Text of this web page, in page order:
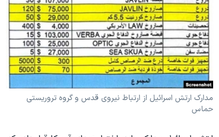
فرهنگ و زندگی
حقوق شهروندی
اقتصادی
علم و فناوری
اسرائیل در جنگ
گالری عکس
آرشیو پخش زنده
مستندها
انتخابات ریاست جمهوری آمریکا ۲۰۲۴
حمله جمهوری اسلامی به اسرائیل
رمز مهسا
ورزش زنان در ایران
اعتراضات زن، زندگی، آزادی
مجموعه مستندهای دادخواهی
دنبال کنید
زبانهای مختلف
مدارک ارتش اسرائیل از ارتباط نیروی قدس و گروه تروریستی
حماس